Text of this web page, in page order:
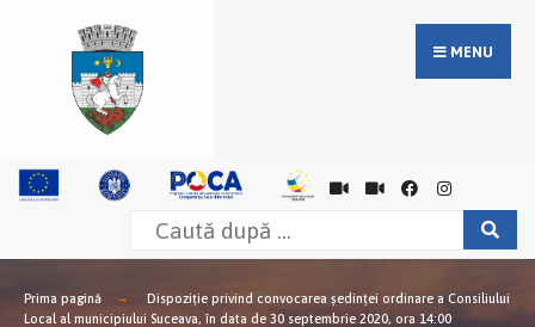
MENU
Prima pagină
Dispoziţie privind convocarea şedinţei ordinare a Consiliului
Local al municipiului Suceava, în data de 30 septembrie 2020, ora 14:00